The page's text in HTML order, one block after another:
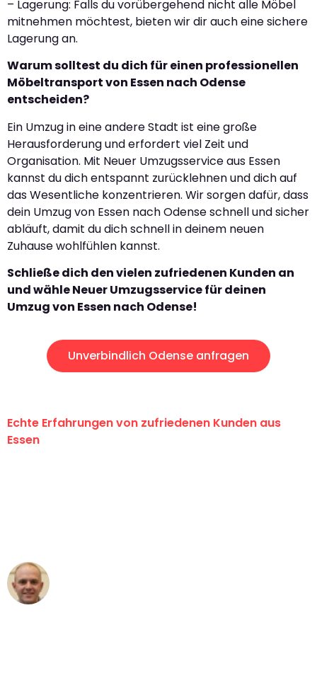
– Lagerung: Falls du vorübergehend nicht alle Möbel
mitnehmen möchtest, bieten wir dir auch eine sichere
Lagerung an.
Warum solltest du dich für einen professionellen
Möbeltransport von Essen nach Odense
entscheiden?
Ein Umzug in eine andere Stadt ist eine große
Herausforderung und erfordert viel Zeit und
Organisation. Mit Neuer Umzugsservice aus Essen
kannst du dich entspannt zurücklehnen und dich auf
das Wesentliche konzentrieren. Wir sorgen dafür, dass
dein Umzug von Essen nach Odense schnell und sicher
abläuft, damit du dich schnell in deinem neuen
Zuhause wohlfühlen kannst.
Schließe dich den vielen zufriedenen Kunden an
und wähle Neuer Umzugsservice für deinen
Umzug von Essen nach Odense!
Unverbindlich Odense anfragen
Echte Erfahrungen von zufriedenen Kunden aus
Essen